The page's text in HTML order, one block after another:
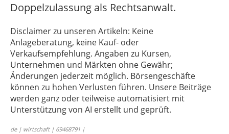
Doppelzulassung als Rechtsanwalt.
Disclaimer zu unseren Artikeln: Keine
Anlageberatung, keine Kauf- oder
Verkaufsempfehlung. Angaben zu Kursen,
Unternehmen und Märkten ohne Gewähr;
Änderungen jederzeit möglich. Börsengeschäfte
können zu hohen Verlusten führen. Unsere Beiträge
werden ganz oder teilweise automatisiert mit
Unterstützung von AI erstellt und geprüft.
de | wirtschaft | 69468791 |